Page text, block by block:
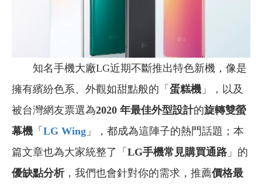
知名手機大廠LG近期不斷推出特色新機，像是
擁有繽紛色系、外觀如甜點般的「 蛋糕機 」，以及
被台灣網友票選為2020 年最佳外型設計的旋轉雙螢
幕機 「 LG Wing 」，都成為這陣子的熱門話題；本
篇文章也為大家統整了「 LG手機常見購買通路 」的
優缺點分析，我們也會針對你的需求，推薦價格最